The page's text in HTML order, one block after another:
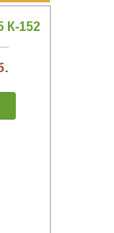
152